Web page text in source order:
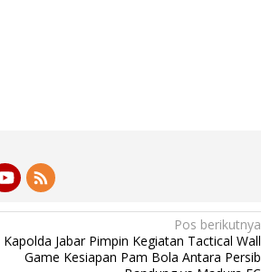
Pos berikutnya
Kapolda Jabar Pimpin Kegiatan Tactical Wall
Game Kesiapan Pam Bola Antara Persib